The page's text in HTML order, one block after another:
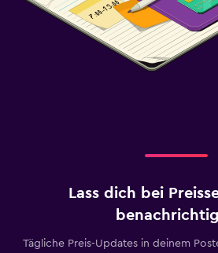
Lass dich bei
Tägliche Preis-Updates in deinem